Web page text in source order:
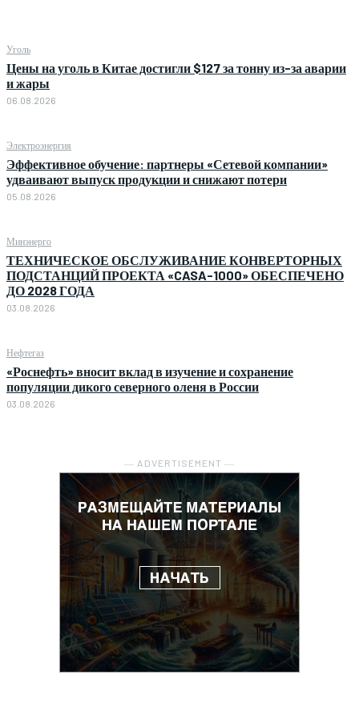
Уголь
Цены на уголь в Китае достигли $127 за тонну из-за аварии
и жары
06.08.2026
Электроэнергия
Эффективное обучение: партнеры «Сетевой компании»
удваивают выпуск продукции и снижают потери
05.08.2026
Минэнерго
ТЕХНИЧЕСКОЕ ОБСЛУЖИВАНИЕ КОНВЕРТОРНЫХ
ПОДСТАНЦИЙ ПРОЕКТА «CASA-1000» ОБЕСПЕЧЕНО
ДО 2028 ГОДА
03.08.2026
Нефтегаз
«Роснефть» вносит вклад в изучение и сохранение
популяции дикого северного оленя в России
03.08.2026
― ADVERTISEMENT ―